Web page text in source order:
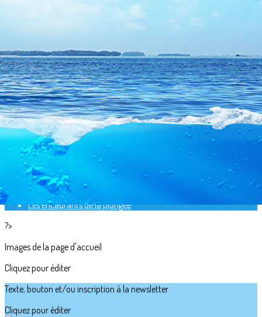
Exporter les lignes sélectionnées
Exporter uniquement les colonnes affichées
Menu
<
>
Horaires
Plongée sous-marine
Tarifs
Inscription
Accès et contact
Baptême de plongée
Médecins Fédéraux
Liens utiles
Les encadrants de la plongée
?>
Images de la page d'accueil
Cliquez pour éditer
Texte, bouton et/ou inscription à la newsletter
Cliquez pour éditer